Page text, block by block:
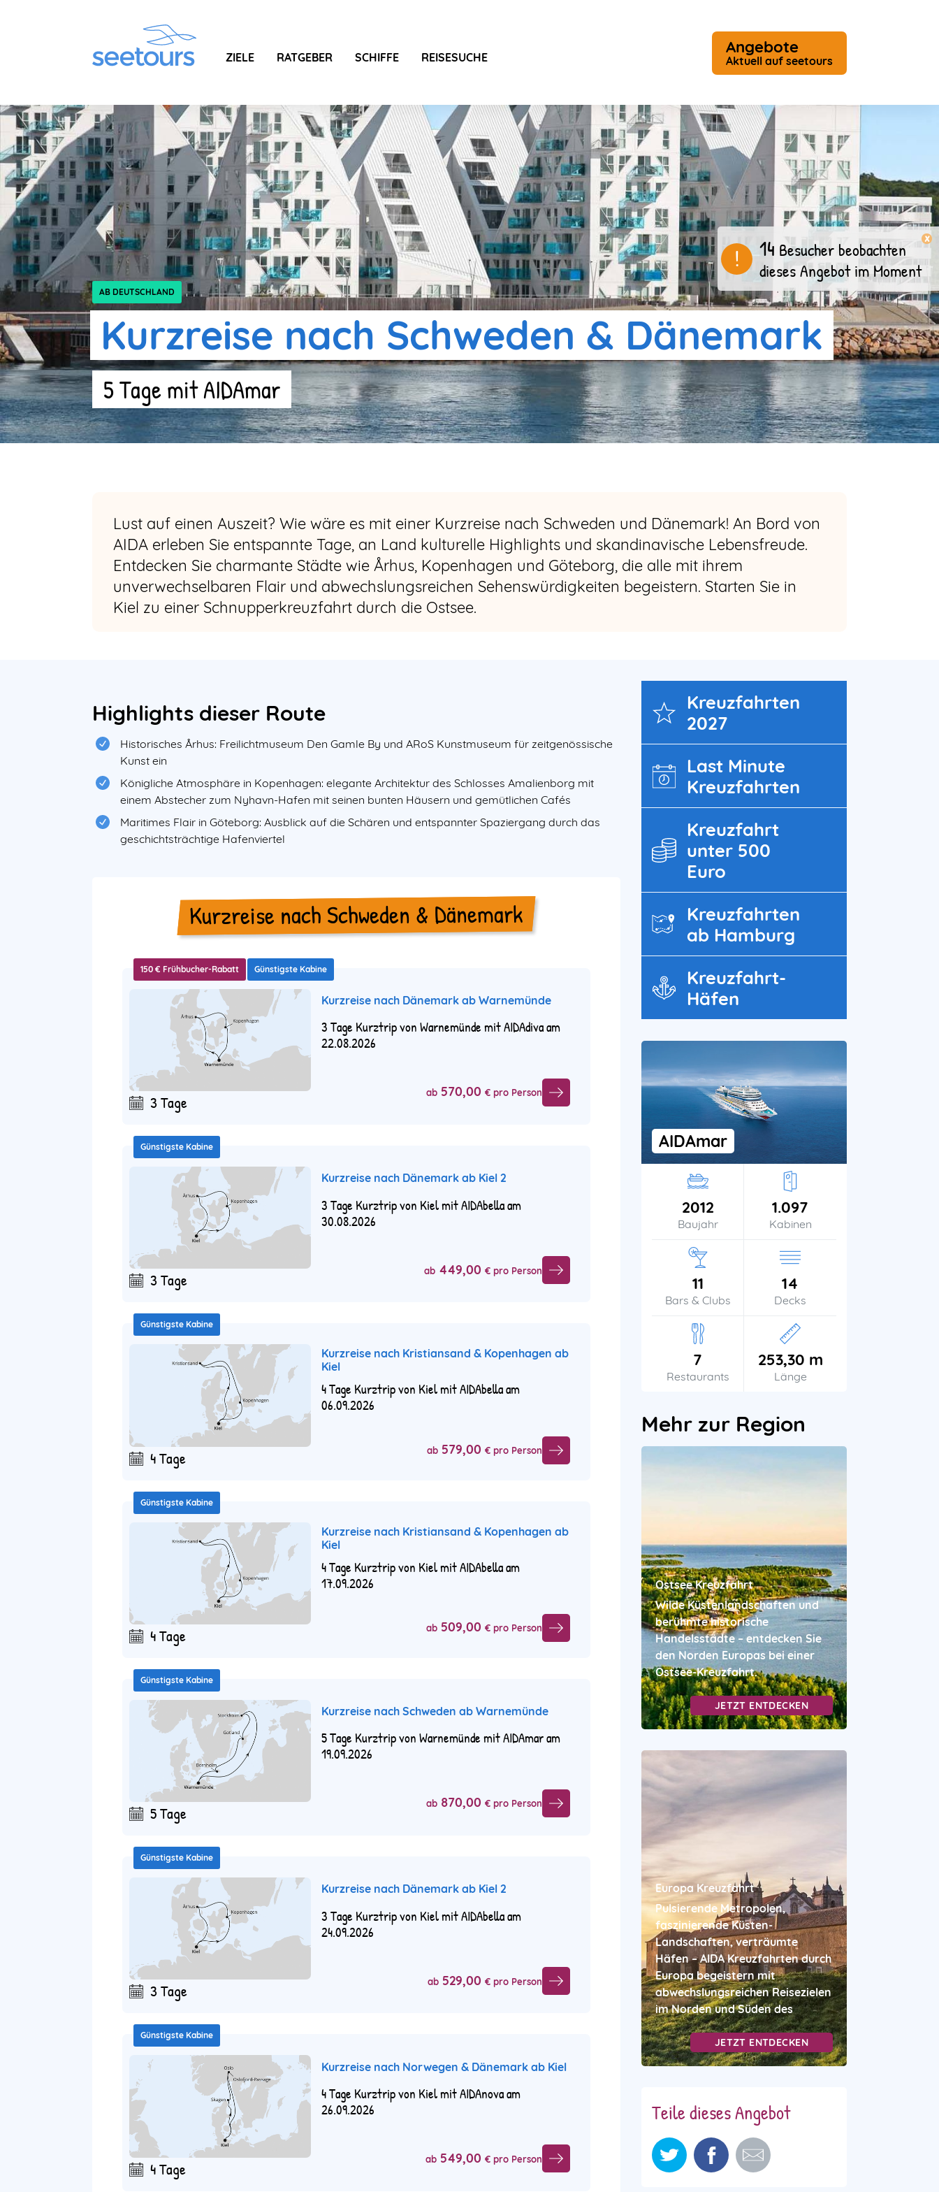
ZIELE RATGEBER SCHIFFE REISESUCHE
Angebote
Aktuell auf seetours
AB DEUTSCHLAND
Kurzreise nach Schweden & Dänemark
5 Tage mit AIDAmar
Lust auf einen Auszeit? Wie wäre es mit einer Kurzreise nach Schweden und Dänemark! An Bord von
AIDA erleben Sie entspannte Tage, an Land kulturelle Highlights und skandinavische Lebensfreude.
Entdecken Sie charmante Städte wie Århus, Kopenhagen und Göteborg, die alle mit ihrem
unverwechselbaren Flair und abwechslungsreichen Sehenswürdigkeiten begeistern. Starten Sie in
Kiel zu einer Schnupperkreuzfahrt durch die Ostsee.
! 14 Besucher beobachten
dieses Angebot im Moment
x
&
Teaser
Highlights dieser Route
Historisches Århus: Freilichtmuseum Den Gamle By und ARoS Kunstmuseum für zeitgenössische
Kunst ein
Königliche Atmosphäre in Kopenhagen: elegante Architektur des Schlosses Amalienborg mit
einem Abstecher zum Nyhavn-Hafen mit seinen bunten Häusern und gemütlichen Cafés
Maritimes Flair in Göteborg: Ausblick auf die Schären und entspannter Spaziergang durch das
geschichtsträchtige Hafenviertel
Kurzreise nach Schweden & Dänemark
150 € Frühbucher-Rabatt Günstigste Kabine
3 Tage
Kurzreise nach Dänemark ab Warnemünde
3 Tage Kurztrip von Warnemünde mit AIDAdiva am
22.08.2026
ab 570,00 € pro Person
Günstigste Kabine
3 Tage
Kurzreise nach Dänemark ab Kiel 2
3 Tage Kurztrip von Kiel mit AIDAbella am
30.08.2026
ab 449,00 € pro Person
Günstigste Kabine
4 Tage
Kurzreise nach Kristiansand & Kopenhagen ab
Kiel
4 Tage Kurztrip von Kiel mit AIDAbella am
06.09.2026
ab 579,00 € pro Person
Günstigste Kabine
4 Tage
Kurzreise nach Kristiansand & Kopenhagen ab
Kiel
4 Tage Kurztrip von Kiel mit AIDAbella am
17.09.2026
ab 509,00 € pro Person
Günstigste Kabine
5 Tage
Kurzreise nach Schweden ab Warnemünde
5 Tage Kurztrip von Warnemünde mit AIDAmar am
19.09.2026
ab 870,00 € pro Person
Günstigste Kabine
3 Tage
Kurzreise nach Dänemark ab Kiel 2
3 Tage Kurztrip von Kiel mit AIDAbella am
24.09.2026
ab 529,00 € pro Person
Günstigste Kabine
4 Tage
Kurzreise nach Norwegen & Dänemark ab Kiel
4 Tage Kurztrip von Kiel mit AIDAnova am
26.09.2026
ab 549,00 € pro Person
Kreuz­fahrten
2027
Last Minute
Kreuzfahrten
Kreuzfahrt
unter 500
Euro
Kreuzfahrten
ab Hamburg
Kreuzfahrt-
Häfen
AIDAmar
2012
Baujahr
1.097
Kabinen
11
Bars & Clubs
14
Decks
7
Restaurants
253,30 m
Länge
Mehr zur Region
Ostsee Kreuzfahrt
Wilde Küstenlandschaften und
berühmte historische
Handelsstädte – entdecken Sie
den Norden Europas bei einer
Ostsee-Kreuzfahrt.
JETZT ENTDECKEN
Europa Kreuzfahrt
Pulsierende Metropolen,
faszinierende Küsten-
Landschaften, verträumte
Häfen – AIDA Kreuzfahrten durch
Europa begeistern mit
abwechslungsreichen Reisezielen
im Norden und Süden des
JETZT ENTDECKEN
Teile dieses Angebot